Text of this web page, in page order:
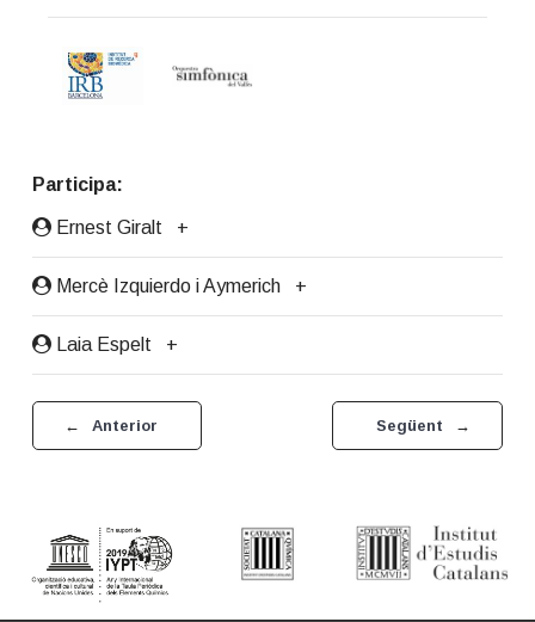
Primary
Sidebar
Participa:
Ernest Giralt +
Mercè Izquierdo i Aymerich +
Laia Espelt +
← Anterior Següent →